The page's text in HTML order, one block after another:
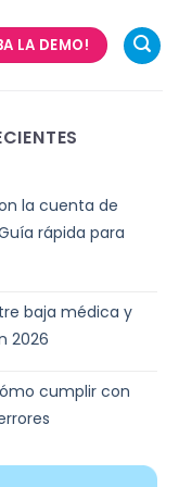
LA DEMO!
la cuenta de
rápida para
baja médica y
2026
cumplir con